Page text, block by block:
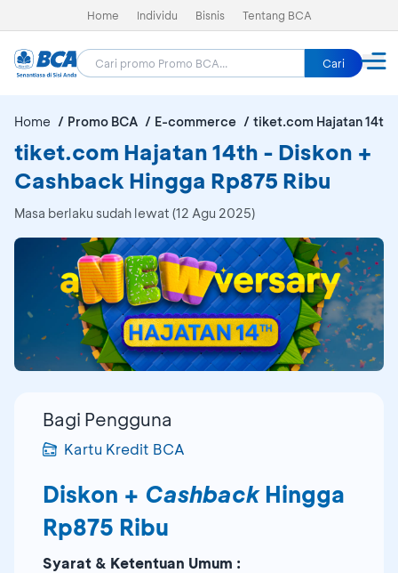
Home Individu Bisnis Tentang BCA
Cari
Home Promo BCA E-commerce tiket.com Hajatan 14th
tiket.com Hajatan 14th - Diskon +
Cashback Hingga Rp875 Ribu
Masa berlaku sudah lewat (12 Agu 2025)
Bagi Pengguna
Kartu Kredit BCA
Diskon + CashbackHingga
Rp875 Ribu
Syarat & Ketentuan Umum :